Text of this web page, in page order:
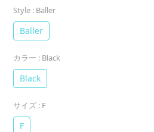
Style : Baller
Baller
カラー : Black
Black
サイズ : F
F